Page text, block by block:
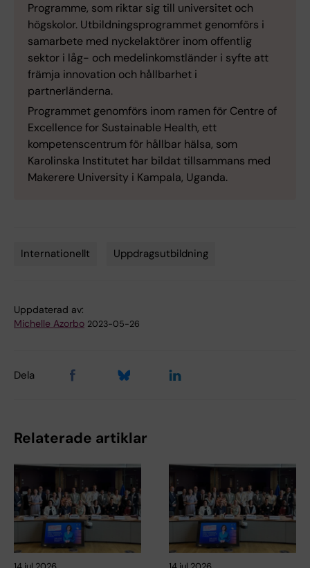
Programme, som riktar sig till universitet och
högskolor. Utbildningsprogrammet genomförs i
samarbete med nyckelaktörer inom offentlig
sektor i låg- och medelinkomstländer i syfte att
främja innovation och hållbarhet i
partnerländerna.
Programmet genomförs inom ramen för Centre of
Excellence for Sustainable Health, ett
kompetenscentrum för hållbar hälsa, som
Karolinska Institutet har bildat tillsammans med
Makerere University i Kampala, Uganda.
Internationellt Uppdragsutbildning
Uppdaterad av:
Michelle Azorbo 2023-05-26
Dela
Relaterade artiklar